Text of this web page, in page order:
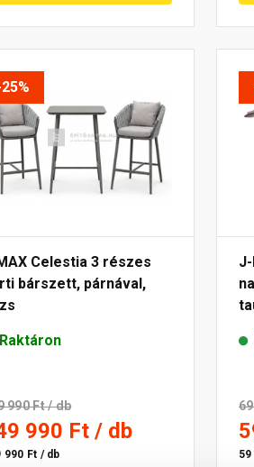
Celestia 3 részes
bárszett, párnával,
Raktáron
990 Ft/ db
990 Ft / db
990 Ft / db